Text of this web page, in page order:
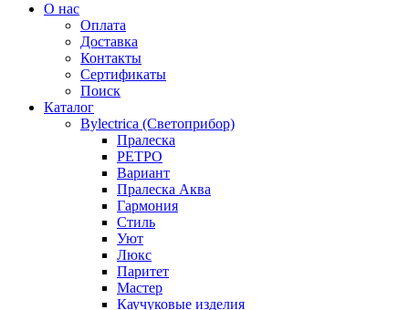
О нас
Оплата
Доставка
Контакты
Сертификаты
Поиск
Каталог
Bylectrica (Светоприбор)
Пралеска
РЕТРО
Вариант
Пралеска Аква
Гармония
Стиль
Уют
Люкс
Паритет
Мастер
Каучуковые изделия